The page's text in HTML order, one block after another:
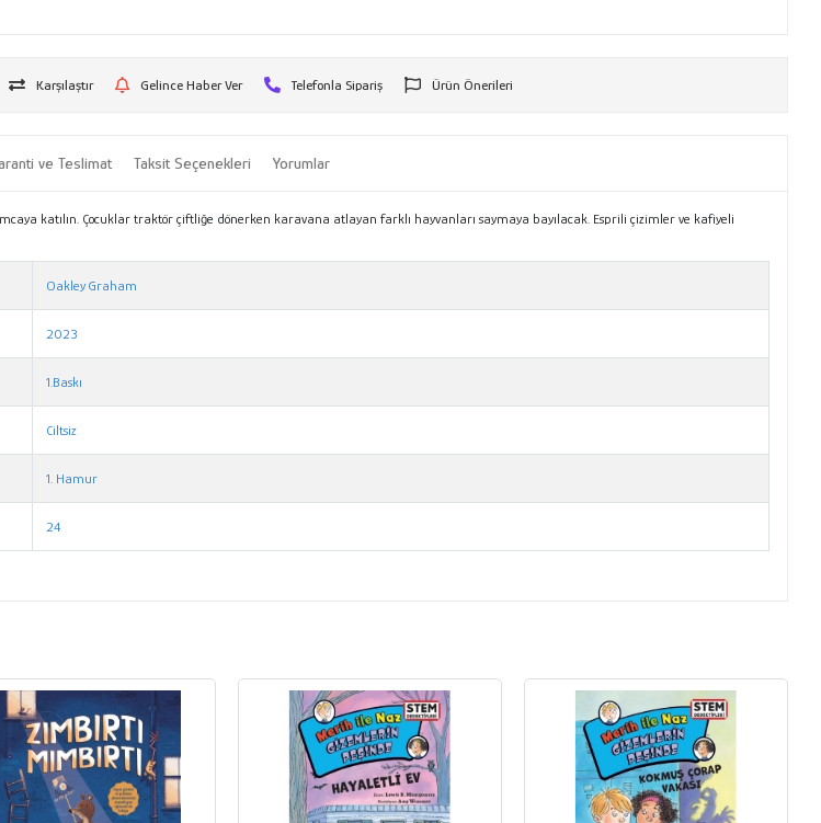
Karşılaştır Gelince Haber Ver Telefonla Sipariş Ürün Önerileri
ve Teslimat Taksit Seçenekleri Yorumlar
katılın. Çocuklar traktör çiftliğe dönerken karavana atlayan farklı hayvanları saymaya bayılacak. Esprili çizimler ve kafiyeli
Oakley Graham
2023
1.Baskı
Ciltsiz
1. Hamur
24